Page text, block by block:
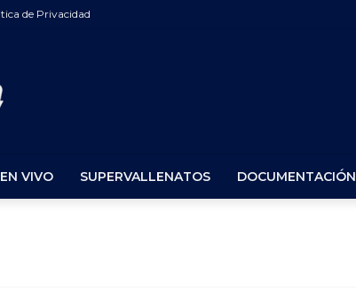
de Privacidad
VIVO SUPERVALLENATOS DOCUMENTACIÓN